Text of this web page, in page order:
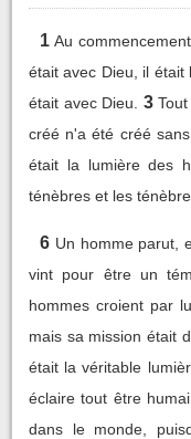
1 Au
était avec Dieu, il était
était avec Dieu.
3
créé n'a été créé sans
était la lumière des
ténèbres et les
6 Un homme parut,
vint pour être un
hommes croient par
mais sa mission était
était la véritable
éclaire tout être
dans le monde,